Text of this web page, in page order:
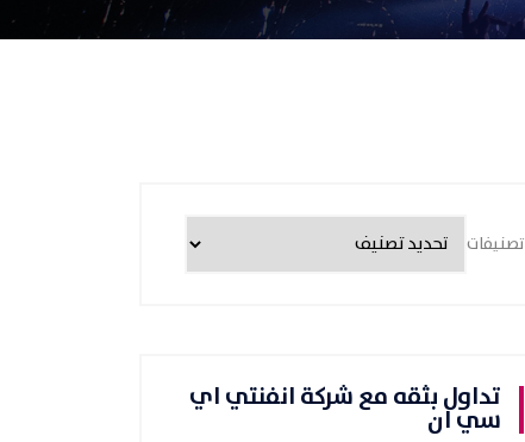
تصنيفات
تداول بثقه مع شركة انفنتي اي
سي ان